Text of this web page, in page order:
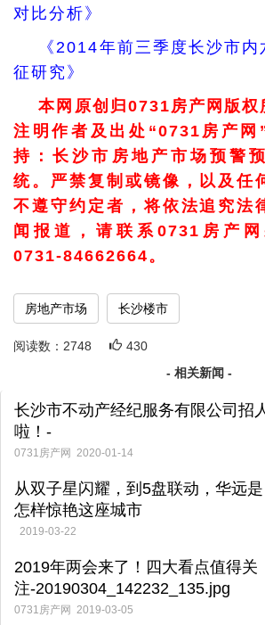
对比分析》
《2014年前三季度长沙市
征研究》
本网原创归0731房产网版权
注明作者及出处“0731房产网
持：长沙市房地产市场预警
统。严禁复制或镜像，以及任
不遵守约定者，将依法追究法
闻报道，请联系0731房产
0731-84662664。
房地产市场 长沙楼市
阅读数： 2748
430
- 相关新闻 -
长沙市不动产经纪服务有限公司招
啦！-
0731房产网 2020-01-14
从双子星闪耀，到5盘联动，华远是
怎样惊艳这座城市
的-20190322_143852_109.jpg
2019-03-22
2019年两会来了！四大看点值得关
注-20190304_142232_135.jpg
0731房产网 2019-03-05